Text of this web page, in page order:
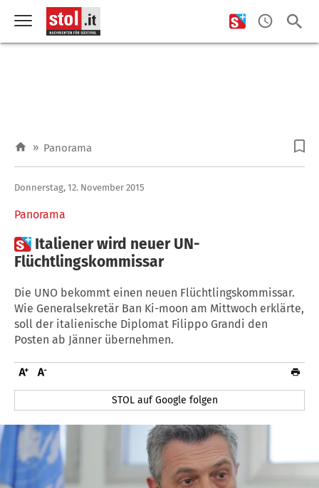
» Panorama
Panorama
Donnerstag, 12. November 2015
 Italiener wird neuer UN-
Flüchtlingskommissar
Die UNO bekommt einen neuen Flüchtlingskommissar.
Wie Generalsekretär Ban Ki-moon am Mittwoch erklärte,
soll der italienische Diplomat Filippo Grandi den
Posten ab Jänner übernehmen.
STOL auf Google folgen